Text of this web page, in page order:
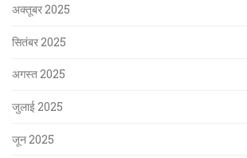
अक्तूबर 2025
सितंबर 2025
अगस्त 2025
जुलाई 2025
जून 2025